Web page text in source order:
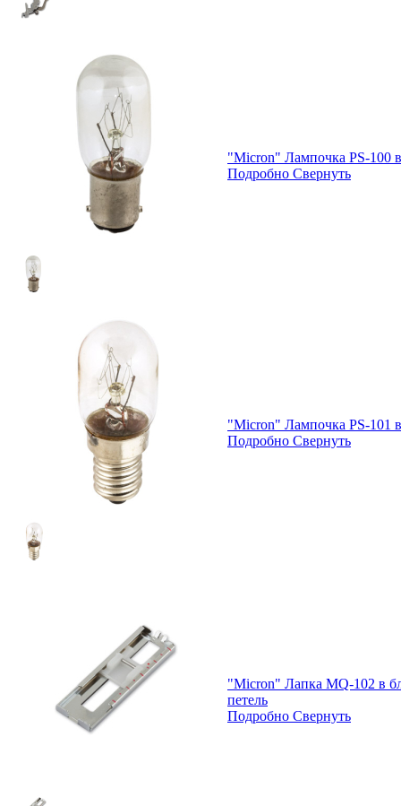
"Micron" Лампочка PS-100
Подробно Свернуть
"Micron" Лампочка PS-101 в
Подробно Свернуть
"Micron" Лапка MQ-102 в
петель
Подробно Свернуть